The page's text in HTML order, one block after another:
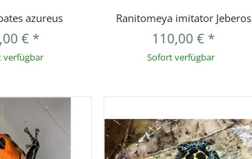
azureus
€ *
verfügbar
Vorschau
Ranitomeya imitator Jeberos
110,00 € *
Sofort verfügbar